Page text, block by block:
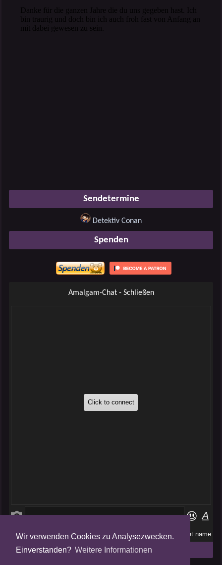
Wir verwenden Cookies zu Analysezwecken.
Einverstanden? Weitere Informationen
Sendetermine
Detektiv Conan
Spenden
Amalgam-Chat - Schließen
Folge uns auf